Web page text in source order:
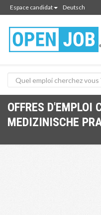
Espace candidat Deutsch
OFFRES D'EMPLOI
MEDIZINISCHE